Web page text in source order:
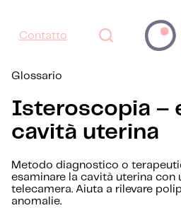
Contatto
Glossario
Isteroscopia –
cavità uterina
Metodo diagnostico o
esaminare la cavità uterina con
telecamera. Aiuta a rilevare
anomalie.